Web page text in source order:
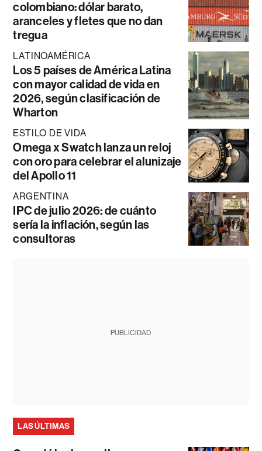
colombiano: dólar barato,
aranceles y fletes que no dan
tregua
LATINOAMÉRICA
Los 5 países de América Latina
con mayor calidad de vida en
2026, según clasificación de
Wharton
ESTILO DE VIDA
Omega x Swatch lanza un reloj
con oro para celebrar el alunizaje
del Apollo 11
ARGENTINA
IPC de julio 2026: de cuánto
sería la inflación, según las
consultoras
PUBLICIDAD
LAS ÚLTIMAS